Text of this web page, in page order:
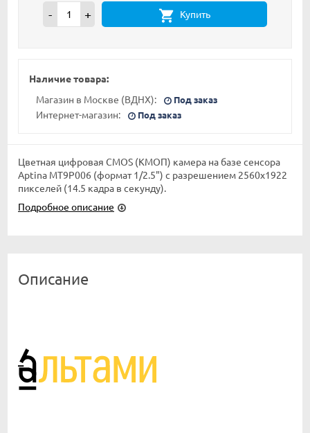
- + Купить
Наличие товара:
Магазин в Москве (ВДНХ):
Под заказ
Интернет-магазин: Под заказ
Цветная цифровая CMOS (КМОП) камера на базе сенсора
Aptina MT9P006 (формат 1/2.5") с разрешением 2560x1922
пикселей (14.5 кадра в секунду).
Подробное описание
Описание